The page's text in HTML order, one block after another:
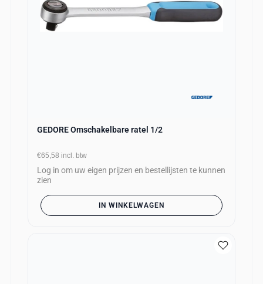
GEDORE Omschakelbare ratel 1/2
€65,58 incl. btw
Log in om uw eigen prijzen en bestellijsten te kunnen
zien
IN WINKELWAGEN